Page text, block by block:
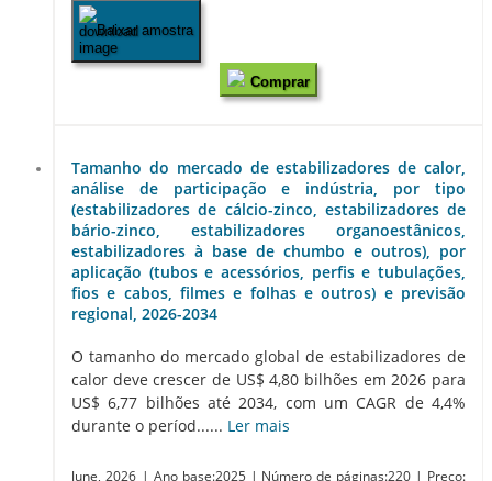
Baixar amostra
Comprar
Tamanho do mercado de estabilizadores de calor,
análise de participação e indústria, por tipo
(estabilizadores de cálcio-zinco, estabilizadores de
bário-zinco, estabilizadores organoestânicos,
estabilizadores à base de chumbo e outros), por
aplicação (tubos e acessórios, perfis e tubulações,
fios e cabos, filmes e folhas e outros) e previsão
regional, 2026-2034
O tamanho do mercado global de estabilizadores de
calor deve crescer de US$ 4,80 bilhões em 2026 para
US$ 6,77 bilhões até 2034, com um CAGR de 4,4%
durante o períod...... Ler mais
June, 2026 | Ano base:2025 | Número de páginas:220 | Preço: